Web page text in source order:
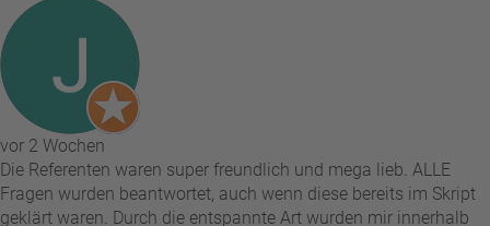
vor 2 Wochen
Die Referenten waren super freundlich und mega lieb. ALLE
Fragen wurden beantwortet, auch wenn diese bereits im Skript
geklärt waren. Durch die entspannte Art wurden mir innerhalb